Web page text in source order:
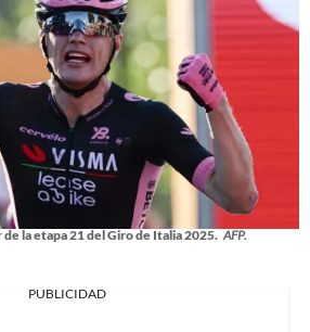
la etapa 21 del Giro de Italia 2025. AFP.
PUBLICIDAD